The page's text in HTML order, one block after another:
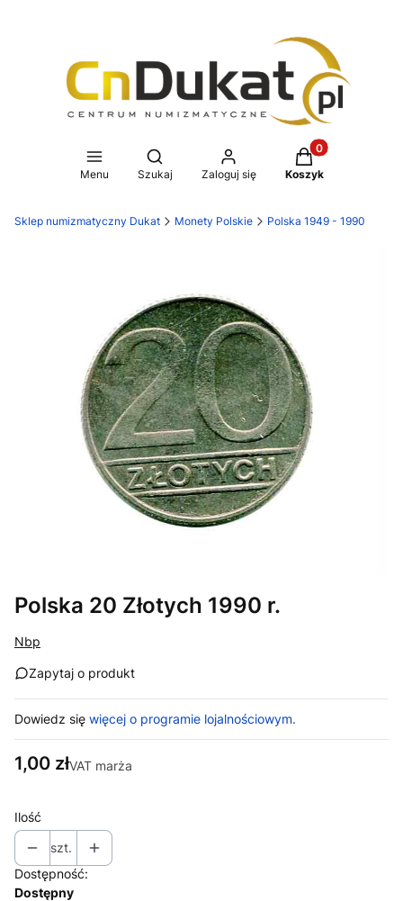
Menu
Otwórz wyszukiwarkę
Szukaj Zaloguj się
Produkty w
Koszyk
Sklep numizmatyczny Dukat Monety Polskie Polska 1949 - 1990
Polska 20 Złotych 1990 r.
Nbp
Zapytaj o produkt
Dowiedz się więcej o programie lojalnościowym.
Cena
1,00 złVAT marża
Ilość
szt.
Dostępność:
Dostępny